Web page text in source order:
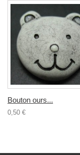
Bouton ours...
0,50 €